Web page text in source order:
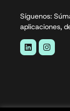
Síguenos:
aplicaciones,